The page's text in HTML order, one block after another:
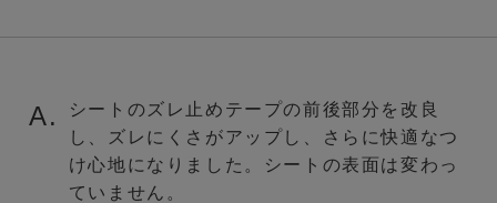
A.
シートのズレ止めテープの前後部分を改良
し、ズレにくさがアップし、さらに快適なつ
け心地になりました。シートの表面は変わっ
ていません。